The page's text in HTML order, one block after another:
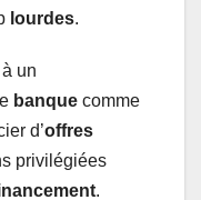
lourdes.
un
banque comme
d’offres
privilégiées
.